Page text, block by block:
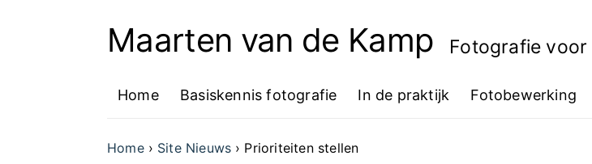
Ga
de
van
Maarten van de Kamp Fotografie voor
Home Basiskennis fotografie In de praktijk Fotobewerking
Home Site Nieuws Prioriteiten stellen